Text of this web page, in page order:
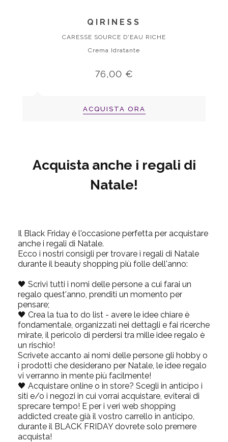
QIRINESS
CARESSE SOURCE D'EAU RICHE
Crema Idratante
76,00 €
ACQUISTA ORA
Acquista anche i regali di
Natale!
Il Black Friday è l'occasione perfetta per acquistare
anche i regali di Natale.
Ecco i nostri consigli per trovare i regali di Natale
durante il beauty shopping più folle dell'anno:
🖤 Scrivi tutti i nomi delle persone a cui farai un
regalo quest'anno, prenditi un momento per
pensare;
🖤 Crea la tua to do list - avere le idee chiare è
fondamentale, organizzati nei dettagli e fai ricerche
mirate, il pericolo di perdersi tra mille idee regalo è
un rischio!
Scrivete accanto ai nomi delle persone gli hobby o
i prodotti che desiderano per Natale, le idee regalo
vi verranno in mente più facilmente!
🖤 Acquistare online o in store? Scegli in anticipo i
siti e/o i negozi in cui vorrai acquistare, eviterai di
sprecare tempo! E per i veri web shopping
addicted create già il vostro carrello in anticipo,
durante il BLACK FRIDAY dovrete solo premere
acquista!